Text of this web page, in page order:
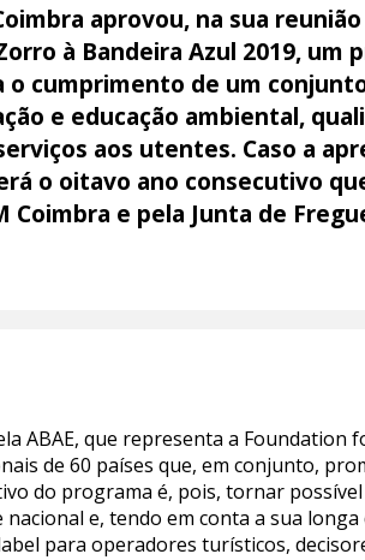
aprovou, na sua
à Bandeira Azul 2019, um
o cumprimento de um
e educação ambiental,
aos utentes. Caso a
o oitavo ano consecutivo
e pela Junta de
ABAE, que representa a Foundation
de 60 países que, em conjunto,
do programa é, pois, tornar
e, tendo em conta a sua longa
para operadores turísticos,